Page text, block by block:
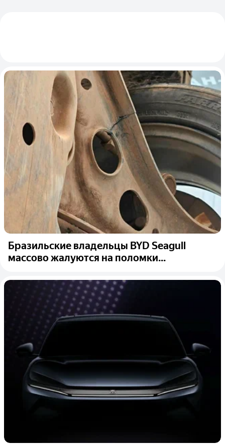
Бразильские владельцы BYD Seagull
массово жалуются на поломки...